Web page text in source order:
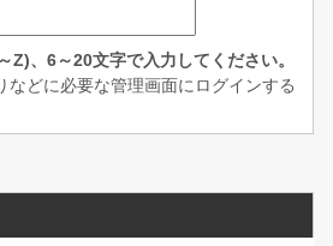
、6～20文字で入力してください。
どに必要な管理画面にログインする